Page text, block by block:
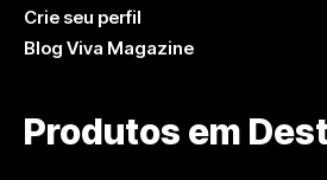
Crie seu perfil
Blog Viva Magazine
Produtos em